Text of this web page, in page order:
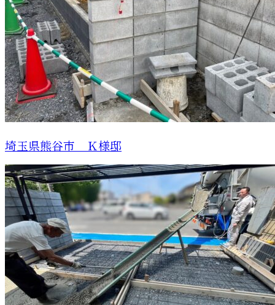
埼玉県熊谷市 Ｋ様邸